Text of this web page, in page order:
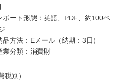
ポート形態：英語、PDF、約100ペ
品方法：Eメール（納期：3日）
業分類：消費財
税別）